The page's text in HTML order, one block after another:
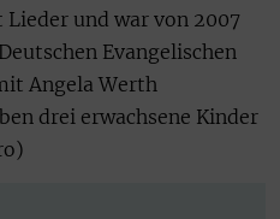
und war von 2007
Evangelischen
Angela Werth
drei erwachsene Kinder